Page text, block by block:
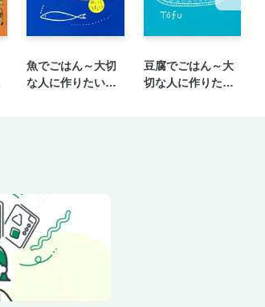
魚でごはん～大切
な人に作りたい！
豆腐でごはん～大
切な人に作りた